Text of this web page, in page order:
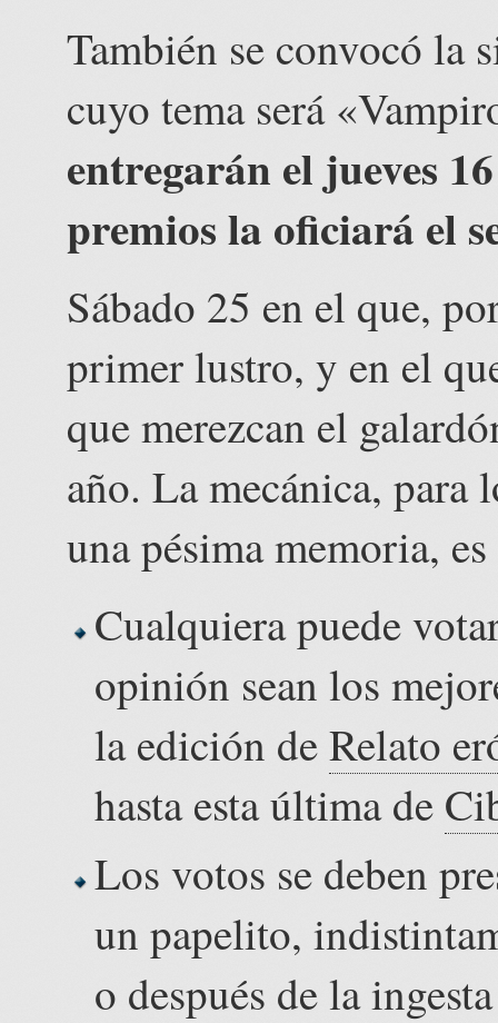
También se convocó la
cuyo tema será
entregarán el jueves
premios la oficiará el
Sábado 25 en el que,
primer lustro, y en el
que merezcan el
año. La mecánica, para
una pésima memoria,
Cualquiera puede
opinión sean los
la edición deRelato
hasta esta última de
Los votos se deben
un papelito,
o después de la